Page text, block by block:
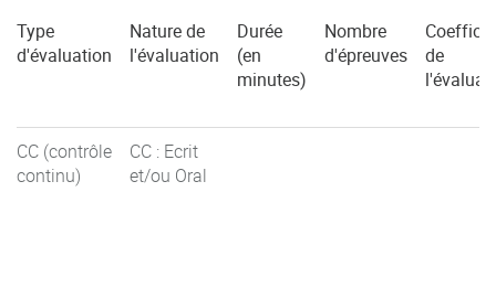
Type
d'évaluation
Nature de
l'évaluation
Durée
(en
minutes)
Nombre
d'épreuves
de
CC (contrôle
continu)
CC : Ecrit
et/ou Oral